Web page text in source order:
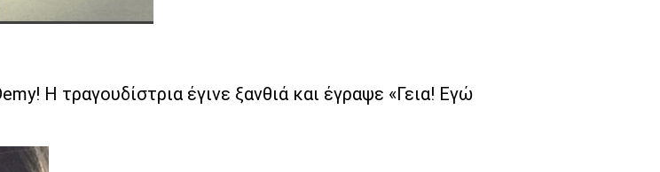
Η τραγουδίστρια έγινε ξανθιά και έγραψε «Γεια! Εγώ